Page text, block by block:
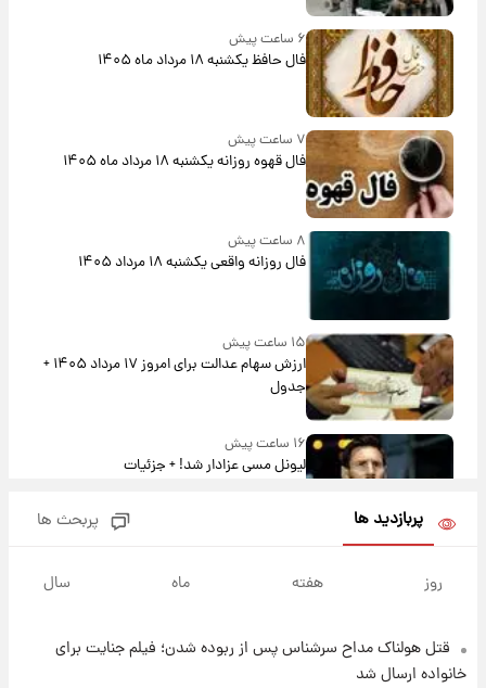
۶ ساعت پیش
فال حافظ یکشنبه ۱۸ مرداد ماه ۱۴۰۵
۷ ساعت پیش
فال قهوه روزانه یکشنبه ۱۸ مرداد ماه ۱۴۰۵
۸ ساعت پیش
فال روزانه واقعی یکشنبه ۱۸ مرداد ۱۴۰۵
۱۵ ساعت پیش
ارزش سهام عدالت برای امروز ۱۷ مرداد ۱۴۰۵ +
جدول
۱۶ ساعت پیش
لیونل مسی عزادار شد! + جزئیات
جهانی در آمریکا + فیلم
۱۹ ساعت پیش
پربازدید ها پربحث ها
روز هفته ماه سال
قتل هولناک مداح سرشناس پس از ربوده شدن؛ فیلم جنایت برای
خانواده ارسال شد